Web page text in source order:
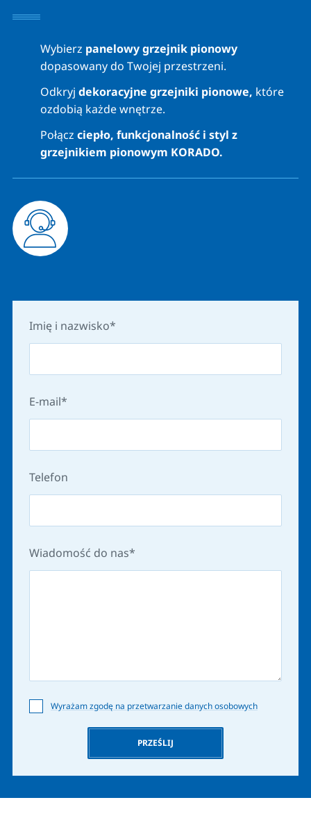
Wybierz panelowy grzejnik pionowy
dopasowany do Twojej przestrzeni.
Odkryj dekoracyjne grzejniki pionowe, które
ozdobią każde wnętrze.
Połącz ciepło, funkcjonalność i styl z
grzejnikiem pionowym KORADO.
Imię i nazwisko
E-mail
Telefon
Wiadomość do nas
Wyrażam zgodę na przetwarzanie danych osobowych
PRZEŚLIJ